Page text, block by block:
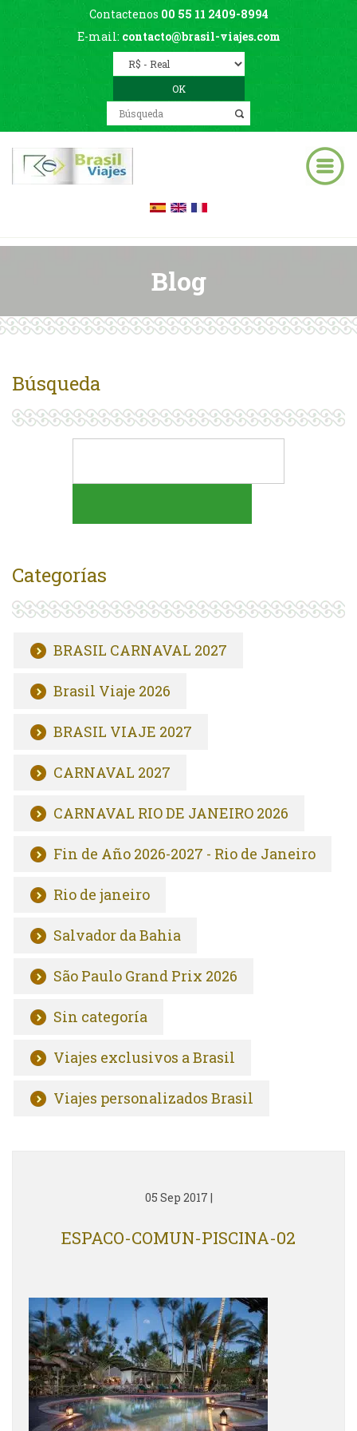
Contactenos 00 55 11 2409-8994
E-mail: contacto@brasil-viajes.com
Blog
Búsqueda
Categorías
BRASIL CARNAVAL 2027
Brasil Viaje 2026
BRASIL VIAJE 2027
CARNAVAL 2027
CARNAVAL RIO DE JANEIRO 2026
Fin de Año 2026-2027 - Rio de Janeiro
Rio de janeiro
Salvador da Bahia
São Paulo Grand Prix 2026
Sin categoría
Viajes exclusivos a Brasil
Viajes personalizados Brasil
05 Sep 2017 |
ESPACO-COMUN-PISCINA-02